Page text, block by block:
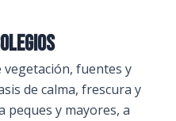
vegetación, fuentes y
de calma, frescura y
peques y mayores, a